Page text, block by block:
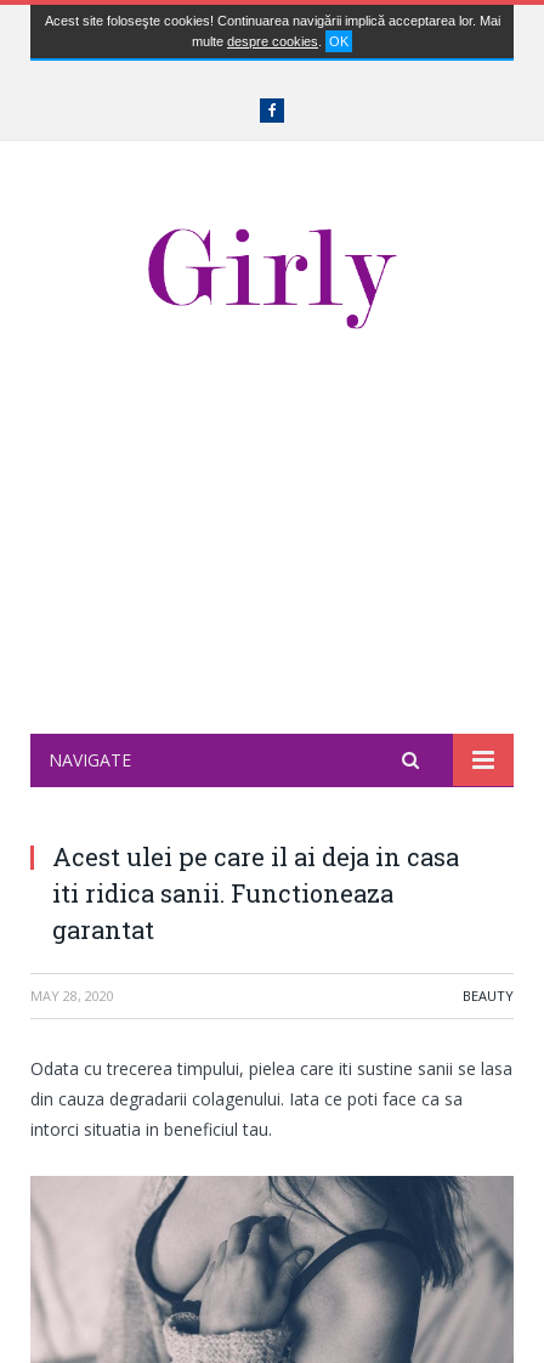
Acest site foloseşte cookies! Continuarea navigării implică acceptarea lor. Mai
multe despre cookies OK
Facebook
NAVIGATE
Acest ulei pe care il ai deja in casa
iti ridica sanii. Functioneaza
garantat
MAY 28, 2020 BEAUTY
Odata cu trecerea timpului, pielea care iti sustine sanii se lasa
din cauza degradarii colagenului. Iata ce poti face ca sa
intorci situatia in beneficiul tau.